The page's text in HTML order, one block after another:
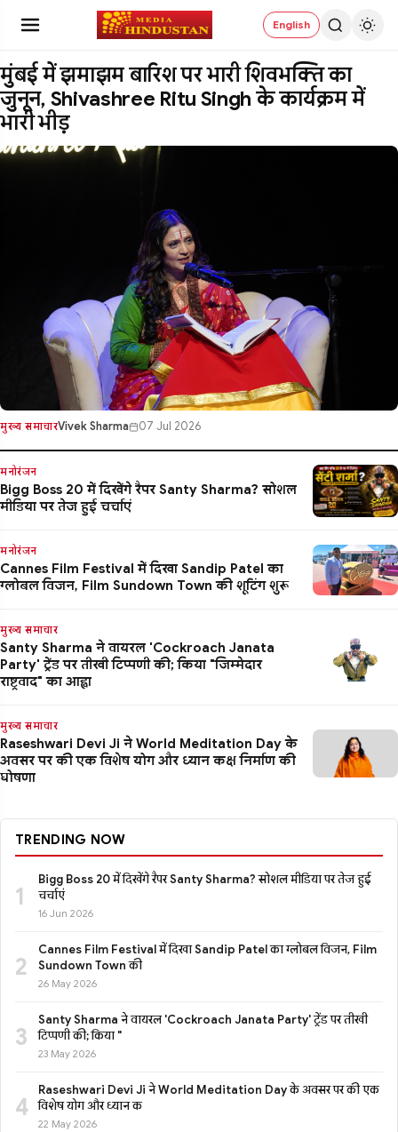
English
मुंबई में झमाझम बारिश पर भारी शिवभक्ति का
जुनून, Shivashree Ritu Singh के कार्यक्रम में
भारी भीड़
मुख्य समाचारVivek Sharma 07 Jul 2026
मनोरंजन
Bigg Boss 20 में दिखेंगे रैपर Santy Sharma? सोशल
मीडिया पर तेज हुई चर्चाएं
मनोरंजन
Cannes Film Festival में दिखा Sandip Patel का
ग्लोबल विजन, Film Sundown Town की शूटिंग शुरू
मुख्य समाचार
Santy Sharma ने वायरल 'Cockroach Janata
Party' ट्रेंड पर तीखी टिप्पणी की; किया "जिम्मेदार
राष्ट्रवाद" का आह्वा
मुख्य समाचार
Raseshwari Devi Ji ने World Meditation Day के
अवसर पर की एक विशेष योग और ध्यान कक्ष निर्माण की
घोषणा
TRENDING NOW
1
Bigg Boss 20 में दिखेंगे रैपर Santy Sharma? सोशल मीडिया पर तेज हुई
चर्चाएं
16 Jun 2026
2
Cannes Film Festival में दिखा Sandip Patel का ग्लोबल विजन, Film
Sundown Town की
26 May 2026
3
Santy Sharma ने वायरल 'Cockroach Janata Party' ट्रेंड पर तीखी
टिप्पणी की; किया "
23 May 2026
4
Raseshwari Devi Ji ने World Meditation Day के अवसर पर की एक
विशेष योग और ध्यान क
22 May 2026